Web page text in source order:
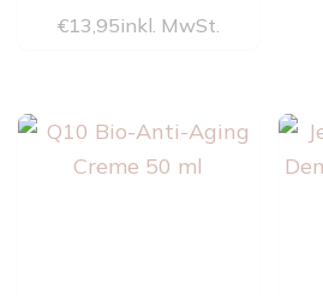
€13,95inkl. MwSt.